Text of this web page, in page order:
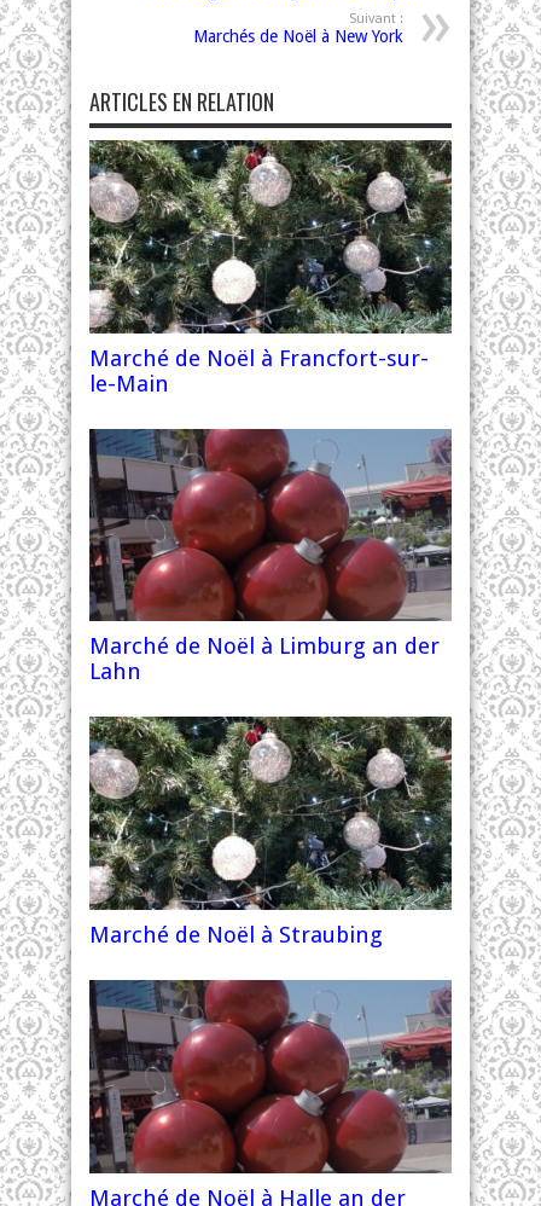
Suivant :
Marchés de Noël à New York
ARTICLES EN RELATION
Marché de Noël à Francfort-sur-
le-Main
Marché de Noël à Limburg an der
Lahn
Marché de Noël à Straubing
Marché de Noël à Halle an der